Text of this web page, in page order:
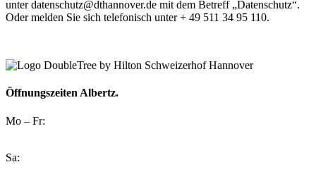
unter datenschutz@dthannover.de mit dem Betreff „Datenschutz“.
Oder melden Sie sich telefonisch unter + 49 511 34 95 110.
Öffnungszeiten Albertz.
Mo – Fr:
Sa: